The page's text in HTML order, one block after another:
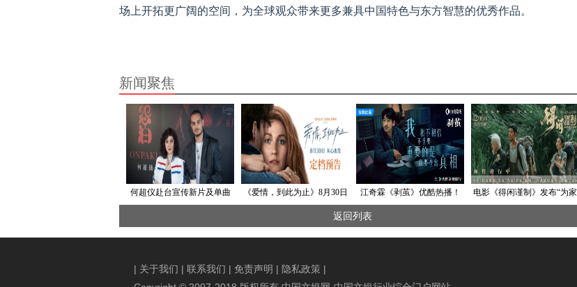
场上开拓更广阔的空间，为全球观众带来更多兼具中国特色与东方智慧的优秀作品。
新闻聚焦
何超仪赴台宣传新片及单曲
《爱情，到此为止》8月30日
全国上映 “绯闻女孩”陷入窒
息爱情
江奇霖《剥茧》优酷热播！
硬汉刑警韩烽成探案铁三
角“定海神针”
电影《得闲谨制》发布“为家
姓痛失家园
返回列表
| 关于我们 | 联系我们 | 免责声明 | 隐私政策 |